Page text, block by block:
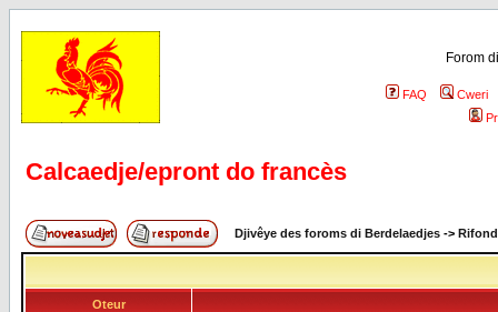
Forom
FAQ
Cweri
Calcaedje/epront do francès
Djivêye des foroms di Berdelaedjes ->
Oteur